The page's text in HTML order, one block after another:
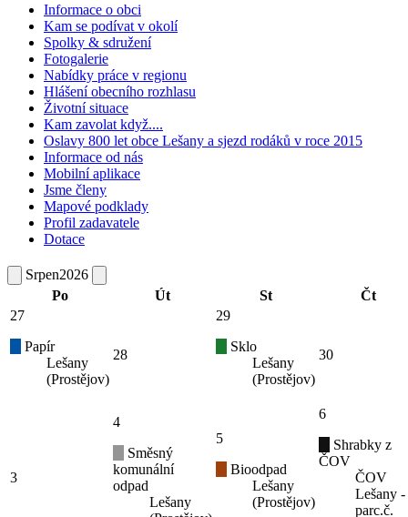
Informace o obci
Kam se podívat v okolí
Spolky & sdružení
Fotogalerie
Nabídky práce v regionu
Hlášení obecního rozhlasu
Životní situace
Kam zavolat když....
Oslavy 800 let obce Lešany a sjezd rodáků v roce 2015
Informace od nás
Mobilní aplikace
Jsme členy
Mapové podklady
Profil zadavatele
Dotace
Srpen2026
Po
Út St
Čt
27
Papír
Lešany
(Prostějov)
28
29
Sklo
Lešany
(Prostějov)
30
3
4
Směsný
komunální
odpad
Lešany
5
Bioodpad
Lešany
(Prostějov)
6
Shrabky z
ČOV
ČOV
Lešany -
parc.č.